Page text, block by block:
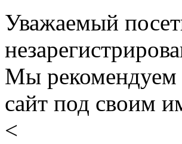
Уважаемый
Мы
сайт под своим
<